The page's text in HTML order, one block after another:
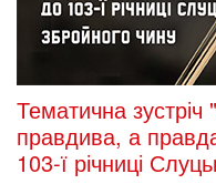
Тематична
правдива, а
103-ї річниці